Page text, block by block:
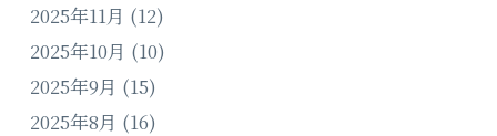
2025年11月 (12)
2025年10月 (10)
2025年9月 (15)
2025年8月 (16)